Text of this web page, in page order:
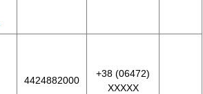
4424882000
+38 (06472)
XXXXX